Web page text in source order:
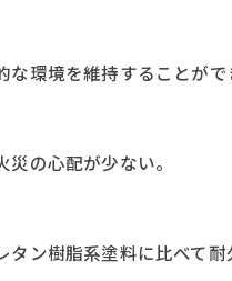
環境を維持することがで
の心配が少ない。
ン樹脂系塗料に比べて